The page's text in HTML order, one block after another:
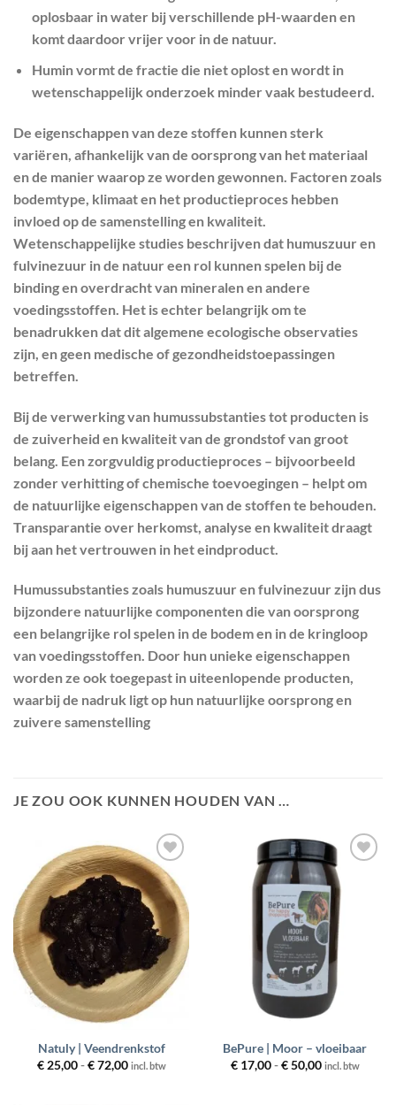
oplosbaar in water bij verschillende pH-waarden en
komt daardoor vrijer voor in de natuur.
Humin vormt de fractie die niet oplost en wordt in
wetenschappelijk onderzoek minder vaak bestudeerd.
De eigenschappen van deze stoffen kunnen sterk
variëren, afhankelijk van de oorsprong van het materiaal
en de manier waarop ze worden gewonnen. Factoren zoals
bodemtype, klimaat en het productieproces hebben
invloed op de samenstelling en kwaliteit.
Wetenschappelijke studies beschrijven dat humuszuur en
fulvinezuur in de natuur een rol kunnen spelen bij de
binding en overdracht van mineralen en andere
voedingsstoffen. Het is echter belangrijk om te
benadrukken dat dit algemene ecologische observaties
zijn, en geen medische of gezondheidstoepassingen
betreffen.
Bij de verwerking van humussubstanties tot producten is
de zuiverheid en kwaliteit van de grondstof van groot
belang. Een zorgvuldig productieproces – bijvoorbeeld
zonder verhitting of chemische toevoegingen – helpt om
de natuurlijke eigenschappen van de stoffen te behouden.
Transparantie over herkomst, analyse en kwaliteit draagt
bij aan het vertrouwen in het eindproduct.
Humussubstanties zoals humuszuur en fulvinezuur zijn dus
bijzondere natuurlijke componenten die van oorsprong
een belangrijke rol spelen in de bodem en in de kringloop
van voedingsstoffen. Door hun unieke eigenschappen
worden ze ook toegepast in uiteenlopende producten,
waarbij de nadruk ligt op hun natuurlijke oorsprong en
zuivere samenstelling
JE ZOU OOK KUNNEN HOUDEN VAN …
Toevoegen
aan
wenslijst
Natuly | Veendrenkstof
€25,00 - €72,00Prijsklasse:
incl. btw
Toevoegen
aan
wenslijst
BePure | Moor – vloeibaar
€17,00 - €50,00Prijsklasse:
incl. btw